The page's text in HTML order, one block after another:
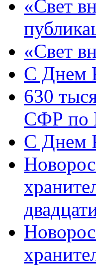
«Свет
«Свет
C Днем
630
СФР по
C Днем